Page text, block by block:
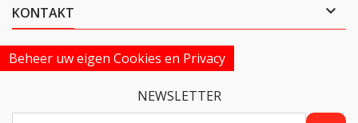
KONTAKT 
Beheer uw eigen Cookies en Privacy
NEWSLETTER